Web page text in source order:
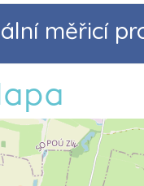
měřicí